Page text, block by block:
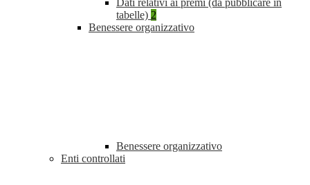
Dati relativi ai premi (da pubblicare in
tabelle) 2
Benessere organizzativo
Benessere organizzativo
Enti controllati